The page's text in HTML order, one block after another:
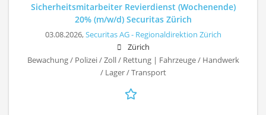
Sicherheitsmitarbeiter Revierdienst (Wochenende)
20% (m/w/d) Securitas Zürich
03.08.2026,Securitas AG - Regionaldirektion Zürich
Zürich
Bewachung / Polizei / Zoll / Rettung | Fahrzeuge / Handwerk
/ Lager / Transport